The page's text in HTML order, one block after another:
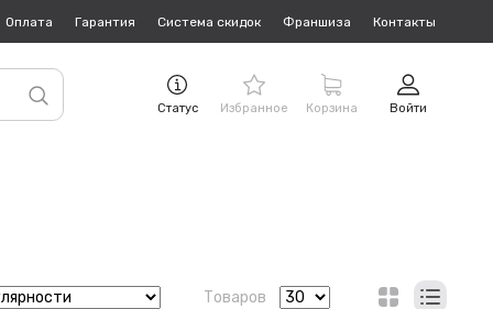
Оплата Гарантия Система скидок Франшиза Контакты
Статус Избранное Корзина Войти
Товаров